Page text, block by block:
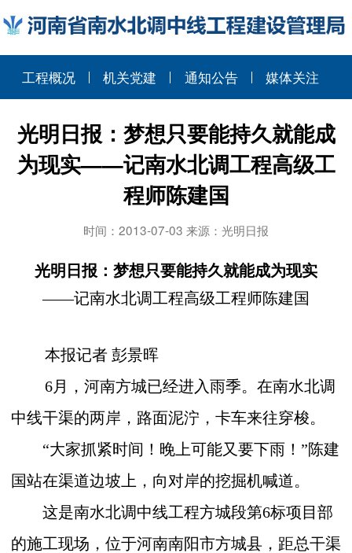
工程概况 机关党建 通知公告 媒体关注
光明日报：梦想只要能持久就能成
为现实——记南水北调工程高级工
程师陈建国
时间：2013-07-03 来源：光明日报
光明日报：梦想只要能持久就能成为现实
——记南水北调工程高级工程师陈建国
本报记者 彭景晖
6月，河南方城已经进入雨季。在南水北调
中线干渠的两岸，路面泥泞，卡车来往穿梭。
“大家抓紧时间！晚上可能又要下雨！”陈建
国站在渠道边坡上，向对岸的挖掘机喊道。
这是南水北调中线工程方城段第6标项目部
的施工现场，位于河南南阳市方城县，距总干渠